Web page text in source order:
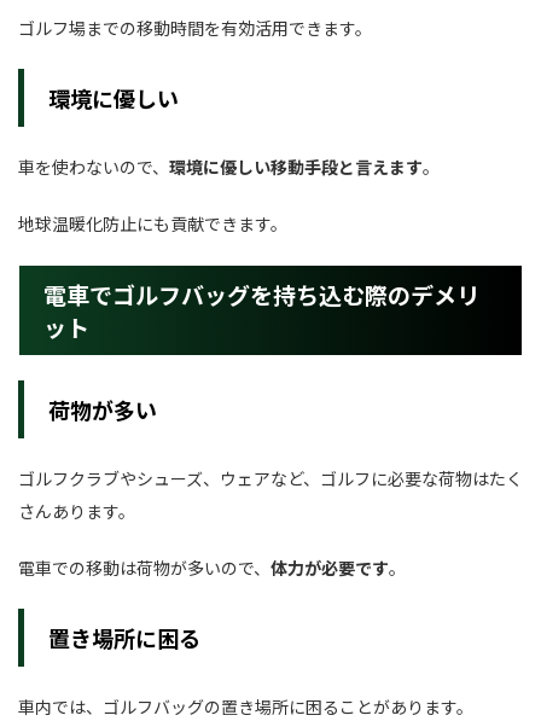
ゴルフ場までの移動時間を有効活用できます。
環境に優しい
車を使わないので、 環境に優しい移動手段と言えます。
地球温暖化防止にも貢献できます。
電車でゴルフバッグを持ち込む際のデメリ
ット
荷物が多い
ゴルフクラブやシューズ、ウェアなど、ゴルフに必要な荷物はたく
さんあります。
電車での移動は荷物が多いので、 体力が必要です。
置き場所に困る
車内では、ゴルフバッグの置き場所に困ることがあります。